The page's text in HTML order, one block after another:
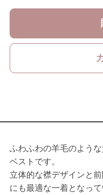
ふわふわの羊毛のよう
ベストです。
立体的な襟デザインと
にも最適な一着となって